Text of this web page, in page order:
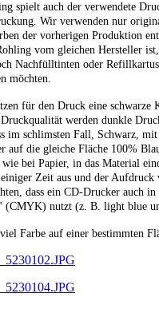
spielt auch der verwendete
Wir verwenden nur
der vorherigen Produktion
vom gleichen Hersteller
Nachfülltinten oder
möchten.
für den Druck eine
werden dunkle
im schlimsten Fall, Schwarz,
auf die gleiche Fläche 100%
bei Papier, in das Material
Zeit aus und der
dass ein CD-Drucker auch
(CMYK) nutzt (z. B. light blue
Farbe auf einer bestimmten